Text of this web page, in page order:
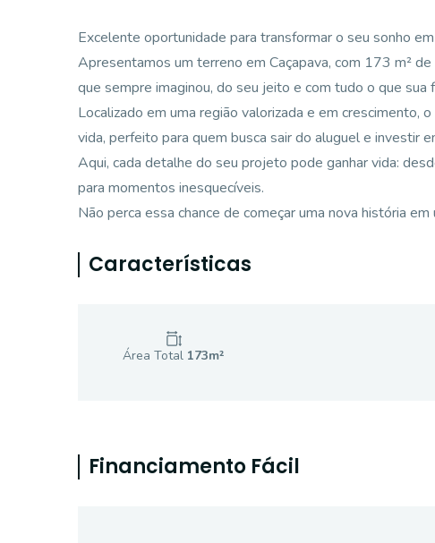
Excelente oportunidade para transformar o seu sonho
Apresentamos um terreno em Caçapava, com 173 m²
que sempre imaginou, do seu jeito e com tudo o que sua
Localizado em uma região valorizada e em crescimento,
vida, perfeito para quem busca sair do aluguel e investir
Aqui, cada detalhe do seu projeto pode ganhar vida:
para momentos inesquecíveis.
Não perca essa chance de começar uma nova história
Características
Área Total 173m²
Financiamento Fácil